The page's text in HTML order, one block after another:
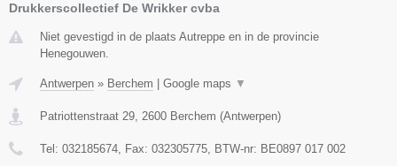
Drukkerscollectief De Wrikker cvba
Niet gevestigd in de plaats Autreppe en in de provincie
Henegouwen.
Antwerpen » Berchem Google maps ▼
Patriottenstraat 29, 2600 Berchem (Antwerpen)
Tel: 032185674, Fax: 032305775, BTW-nr: BE0897 017 002